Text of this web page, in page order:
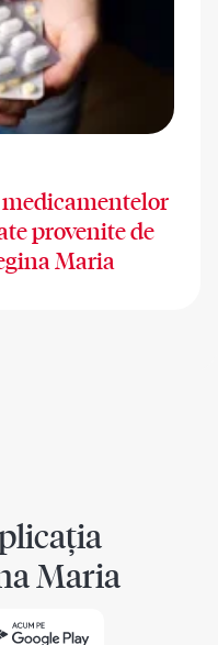
medicamentelor
provenite de
Maria
Maria